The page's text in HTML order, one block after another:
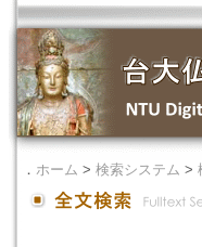
． ホーム > 検索システム >